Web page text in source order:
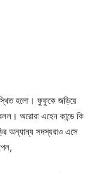
হলো। ফুফুকে জড়িয়ে
অরোরা এহেন কান্ডে কি
অন্যান্য সদস্যরাও এসে